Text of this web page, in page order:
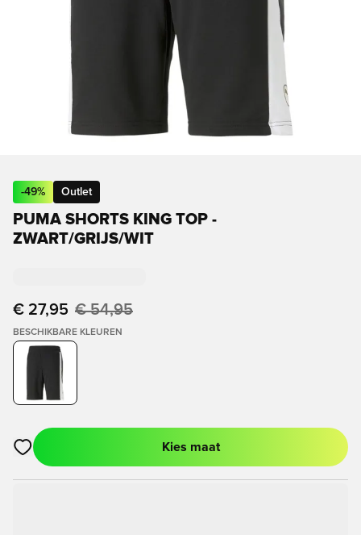
-49% Outlet
PUMA SHORTS KING TOP -
ZWART/GRIJS/WIT
€ 27,95 € 54,95
BESCHIKBARE KLEUREN
Opent een venster om in te loggen of je aan te melden als lid
Kies maat